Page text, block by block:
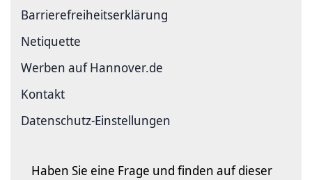
Barriere­freiheits­erklärung
Netiquette
Werben auf Hannover.de
Kontakt
Datenschutz-Einstellungen
Haben Sie eine Frage und finden auf dieser